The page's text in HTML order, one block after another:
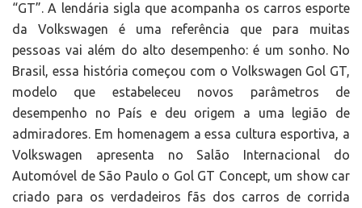
“GT”. A lendária sigla que acompanha os carros esporte
da Volkswagen é uma referência que para muitas
pessoas vai além do alto desempenho: é um sonho. No
Brasil, essa história começou com o Volkswagen Gol GT,
modelo que estabeleceu novos parâmetros de
desempenho no País e deu origem a uma legião de
admiradores. Em homenagem a essa cultura esportiva, a
Volkswagen apresenta no Salão Internacional do
Automóvel de São Paulo o Gol GT Concept, um show car
criado para os verdadeiros fãs dos carros de corrida